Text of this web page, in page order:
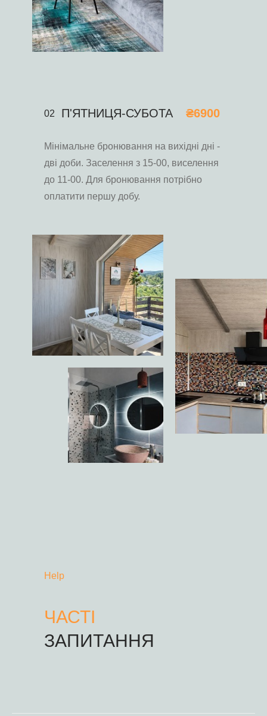
П'ЯТНИЦЯ-СУБОТА
02 ₴6900
Мінімальне бронювання на вихідні дні -
дві доби. Заселення з 15-00, виселення
до 11-00. Для бронювання потрібно
оплатити першу добу.
ЧАСТІ
ЗАПИТАННЯ
Help